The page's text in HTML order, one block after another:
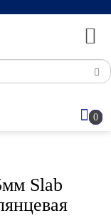
0
Slab